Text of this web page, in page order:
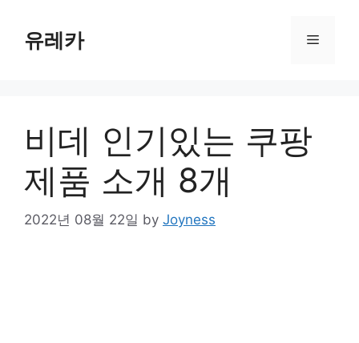
content유레카 Menu
비데 인기있는 쿠팡
제품 소개 8개
2022년 08월 22일 by Joyness